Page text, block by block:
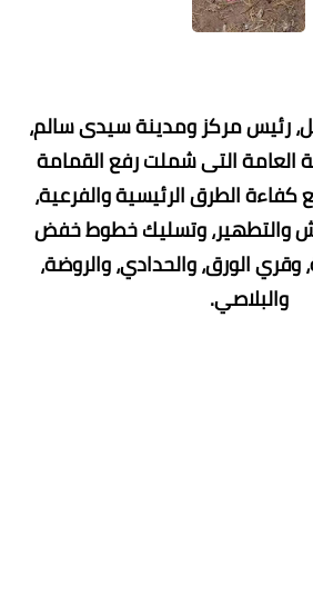
رئيس مركز ومدينة سيدى سالم،
العامة التى شملت رفع القمامة
كفاءة الطرق الرئيسية والفرعية،
والتطهير، وتسليك خطوط خفض
وقري الورق، والحدادي، والروضة،
والبلاصي.